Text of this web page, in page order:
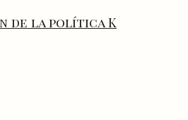
de la política K